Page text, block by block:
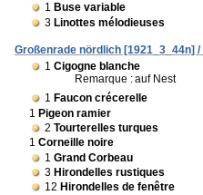
1 Buse variable
3 Linottes mélodieuses
Großenrade nördlich [1921_3_44n] /
1 Cigogne blanche
Remarque :auf Nest
1 Faucon crécerelle
1 Pigeon ramier
2 Tourterelles turques
1 Corneille noire
1 Grand Corbeau
3 Hirondelles rustiques
12 Hirondelles de fenêtre